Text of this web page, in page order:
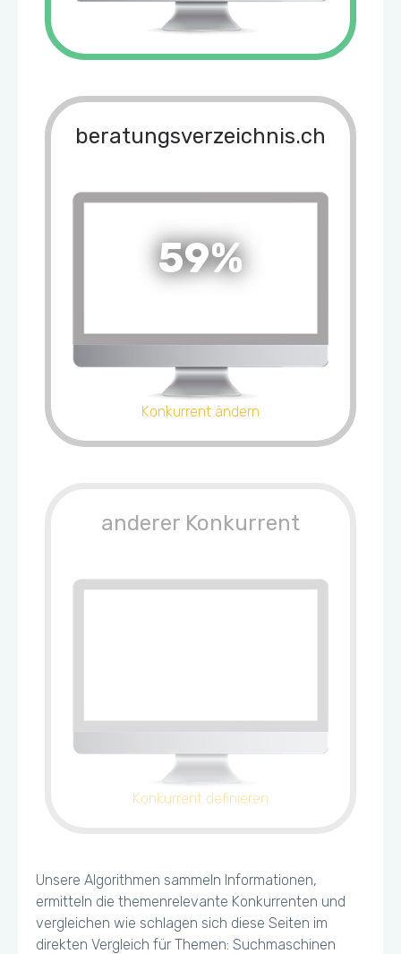
beratungsverzeichnis.ch
59%
Konkurrent ändern
anderer Konkurrent
Konkurrent definieren
Unsere Algorithmen sammeln Informationen,
ermitteln die themenrelevante Konkurrenten und
vergleichen wie schlagen sich diese Seiten im
direkten Vergleich für Themen: Suchmaschinen